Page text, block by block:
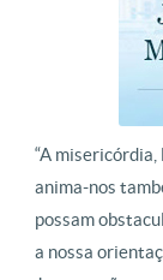
“A misericórdia,
anima-nos
possam
a nossa